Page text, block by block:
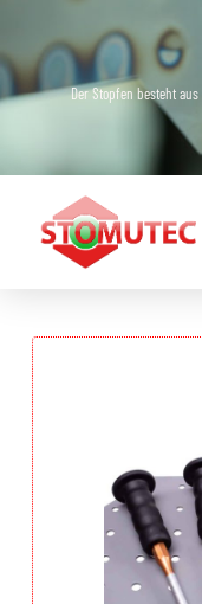
Der Stopfen besteht